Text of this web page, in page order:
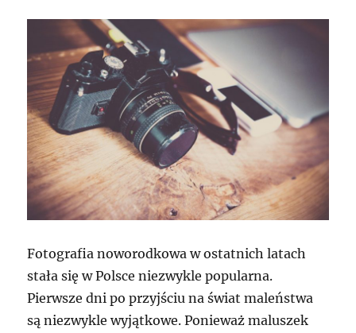
Fotografia noworodkowa w ostatnich latach
stała się w Polsce niezwykle popularna.
Pierwsze dni po przyjściu na świat maleństwa
są niezwykle wyjątkowe. Ponieważ maluszek